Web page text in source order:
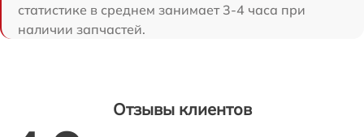
статистике в среднем занимает 3-4 часа при
наличии запчастей.
Отзывы клиентов